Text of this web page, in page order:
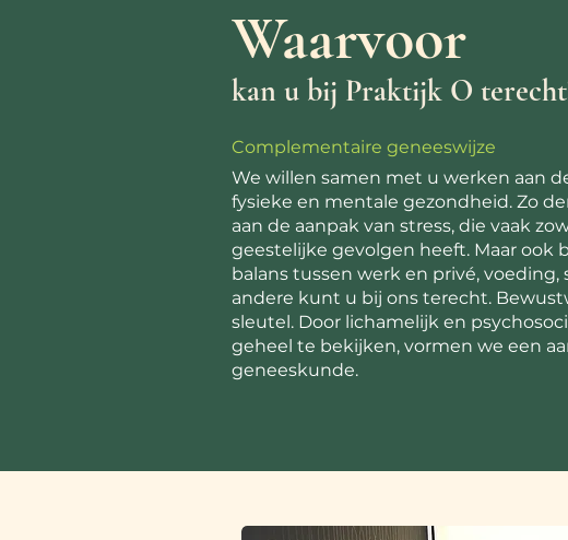
kan u bij Praktijk O
Waarvoor
Complementaire geneeswijze
We willen samen met u werken aan
fysieke en mentale gezondheid. Zo
aan de aanpak van stress, die vaak
geestelijke gevolgen heeft. Maar ook
balans tussen werk en privé, voeding,
andere kunt u bij ons terecht.
sleutel. Door lichamelijk en
geheel te bekijken, vormen we een
geneeskunde.